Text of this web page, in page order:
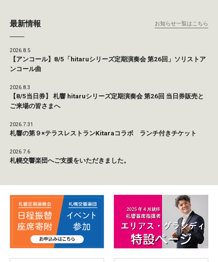
最新情報 お知らせ一覧はこちら
2026.8.5
【アンコール】8/5「hitaruシリーズ定期演奏会 第26回」ソリストア
ンコール曲
2026.8.3
【8/5当日券】 札響 hitaruシリーズ定期演奏会 第26回 当日券販売と
ご来場の皆さまへ
2026.7.31
札響の第９×テラスレストランKitaraコラボ ランチ付きチケット
2026.7.6
札幌交響楽団へご支援をいただきました。